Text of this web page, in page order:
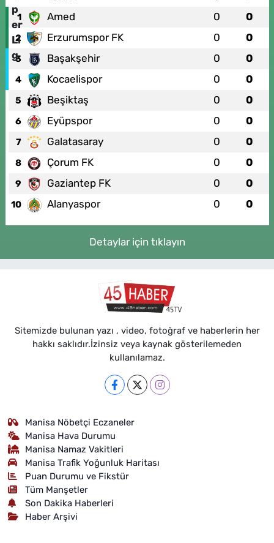
1 Amed 0 0
2 Erzurumspor FK 0 0
3 Başakşehir 0 0
4 Kocaelispor 0 0
5 Beşiktaş 0 0
6 Eyüpspor 0 0
7 Galatasaray 0 0
8 Çorum FK 0 0
9 Gaziantep FK 0 0
10 Alanyaspor 0 0
Detaylar için tıklayın
Sitemizde bulunan yazı , video, fotoğraf ve haberlerin her
hakkı saklıdır.İzinsiz veya kaynak gösterilemeden
kullanılamaz.
Manisa Nöbetçi Eczaneler
Manisa Hava Durumu
Manisa Namaz Vakitleri
Manisa Trafik Yoğunluk Haritası
Puan Durumu ve Fikstür
Tüm Manşetler
Son Dakika Haberleri
Haber Arşivi